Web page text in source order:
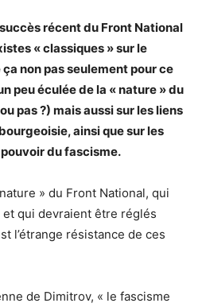
récent du Front National
« classiques » sur le
non pas seulement pour ce
peu éculée de la « nature » du
pas ?) mais aussi sur les liens
ainsi que sur les
du fascisme.
» du Front National, qui
qui devraient être réglés
l’étrange résistance de ces
de Dimitrov, « le fascisme